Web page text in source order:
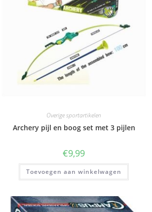
Overige sportartikelen
Archery pijl en boog set met 3 pijlen
€9,99
Toevoegen aan winkelwagen